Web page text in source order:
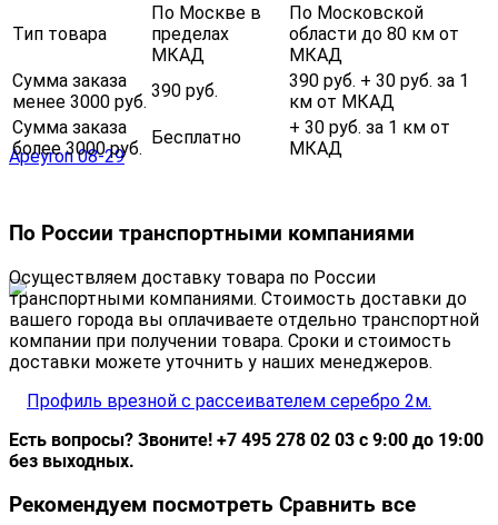
Тип товара
По Москве в
пределах
МКАД
По Московской
области до 80 км от
МКАД
Сумма заказа
менее 3000 руб.
390 руб.
390 руб. + 30 руб. за 1
км от МКАД
Сумма заказа
более 3000 руб.
Бесплатно
+ 30 руб. за 1 км от
МКАД
По России транспортными компаниями
Осуществляем доставку товара по России
транспортными компаниями. Стоимость доставки до
вашего города вы оплачиваете отдельно транспортной
компании при получении товара. Сроки и стоимость
доставки можете уточнить у наших менеджеров.
Есть вопросы? Звоните! +7 495 278 02 03 с 9:00 до 19:00
без выходных.
Рекомендуем посмотреть Сравнить все